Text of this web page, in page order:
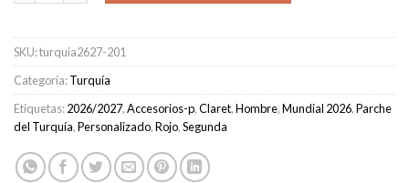
SKU:turquia2627-201
Categoría:Turquía
Etiquetas:2026/2027,Accesorios-p,Claret,Hombre,Mundial 2026,Parche
del Turquía,Personalizado,Rojo,Segunda